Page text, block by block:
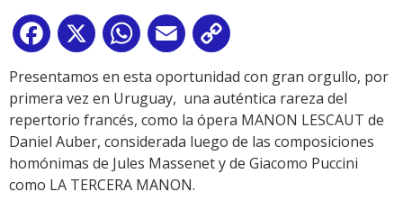
Facebook
X WhatsApp
Email
Link
Presentamos en esta oportunidad con gran orgullo, por
primera vez en Uruguay, una auténtica rareza del
repertorio francés, como la ópera MANON LESCAUT de
Daniel Auber, considerada luego de las composiciones
homónimas de Jules Massenet y de Giacomo Puccini
como LA TERCERA MANON.